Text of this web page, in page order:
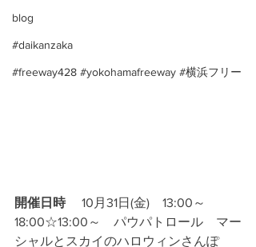
blog
#daikanzaka
#freeway428 #yokohamafreeway #横浜フリー
開催日時 10月31日(金)　13:00～
18:00☆13:00～　パウパトロール　マー
シャルとスカイのハロウィンさんぽ